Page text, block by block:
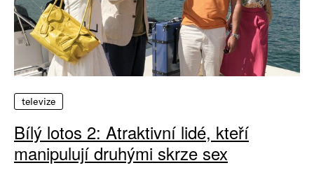
televize
Bílý lotos 2: Atraktivní lidé, kteří
manipulují druhými skrze sex